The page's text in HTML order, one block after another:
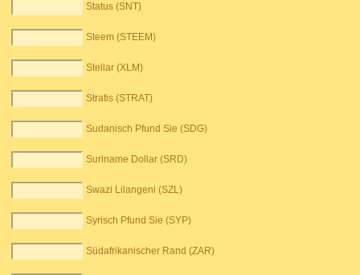
Status (SNT)
Steem (STEEM)
Stellar (XLM)
Stratis (STRAT)
Sudanisch Pfund Sie (SDG)
Suriname Dollar (SRD)
Swazi Lilangeni (SZL)
Syrisch Pfund Sie (SYP)
Südafrikanischer Rand (ZAR)